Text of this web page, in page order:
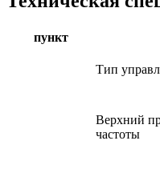
пункт
Тип
Верхний
частоты